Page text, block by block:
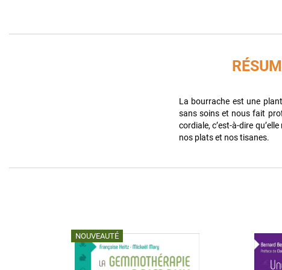
La bourrache est une
sans soins et nous fait
cordiale, c’est-à-dire
nos plats et nos tisanes.
NOUVEAUTÉ